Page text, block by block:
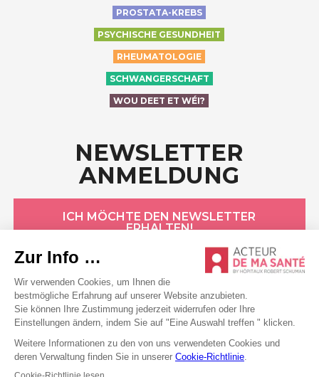
PROSTATA-KREBS
PSYCHISCHE GESUNDHEIT
RHEUMATOLOGIE
SCHWANGERSCHAFT
WOU DEET ET WÉI?
NEWSLETTER
ANMELDUNG
ICH MÖCHTE DEN NEWSLETTER
ERHALTEN!
HÔPITAUX ROBERT SCHUMAN
Datenschutzerklärung
Cookie-Erklärung
Allgemeine Bedingungen
Rechtliche Hinweise